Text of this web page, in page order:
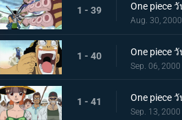
1 - 39
Aug. 30, 2000
1 - 40
Sep. 06, 2000
1 - 41
Sep. 13, 2000